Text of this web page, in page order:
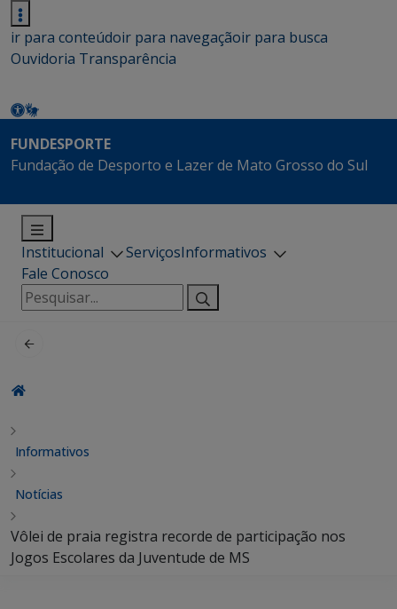
ir para conteúdoir para navegaçãoir para busca
Ouvidoria Transparência
FUNDESPORTE
Fundação de Desporto e Lazer de Mato Grosso do Sul
Institucional ServiçosInformativos
Fale Conosco
Pesquisar
por:
Informativos
Notícias
Vôlei de praia registra recorde de participação nos
Jogos Escolares da Juventude de MS